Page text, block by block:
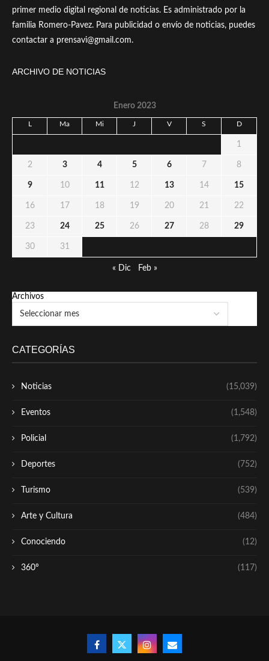
primer medio digital regional de noticias. Es administrado por la
familia Romero-Pavez. Para publicidad o envío de noticias, puedes
contactar a prensavi@gmail.com.
ARCHIVO DE NOTICIAS
Enero 2023
L Ma Mi J V S D
1
2 3 4 5 6 7 8
9 10 11 12 13 14 15
16 17 18 19 20 21 22
23 24 25 26 27 28 29
30 31
« Dic Feb »
Archivos
CATEGORÍAS
Noticias (15,039)
Eventos (1,548)
Policial (1,792)
Deportes (752)
Turismo (539)
Arte y Cultura (484)
Conociendo (12)
360º (117)